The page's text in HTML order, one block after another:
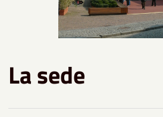
La sede